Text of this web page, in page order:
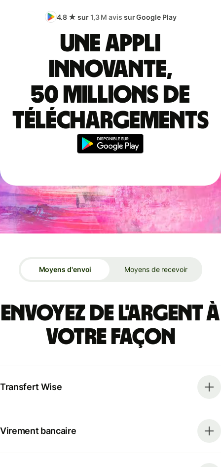
4.8 ★ sur1,3 M avis sur Google Play
Une appli
innovante,
50 millions de
téléchargements
Moyens d'envoi Moyens de recevoir
Envoyez de l'argent à
votre façon
Transfert Wise
Virement bancaire